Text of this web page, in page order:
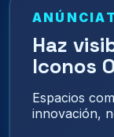
Haz
Iconos
Espacios
innovación,